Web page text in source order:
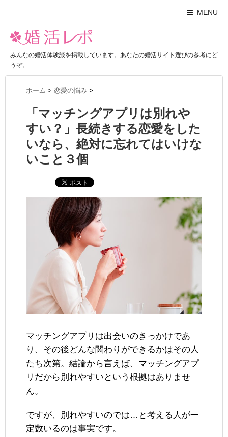
MENU
みんなの婚活体験談を掲載しています。あなたの婚活サイト選びの参考にど
うぞ。
ホーム > 恋愛の悩み >
「マッチングアプリは別れや
すい？」長続きする恋愛をした
いなら、絶対に忘れてはいけな
いこと３個
マッチングアプリは出会いのきっかけであ
り、その後どんな関わりができるかはその人
たち次第。結論から言えば、マッチングアプ
リだから別れやすいという根拠はありませ
ん。
ですが、別れやすいのでは…と考える人が一
定数いるのは事実です。